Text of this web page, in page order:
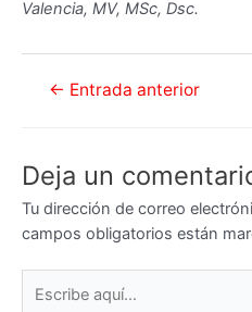
Valencia, MV, MSc, Dsc.
Navegación
← Entrada anterior
Deja un
Tu dirección de correo
campos obligatorios están
aquí...